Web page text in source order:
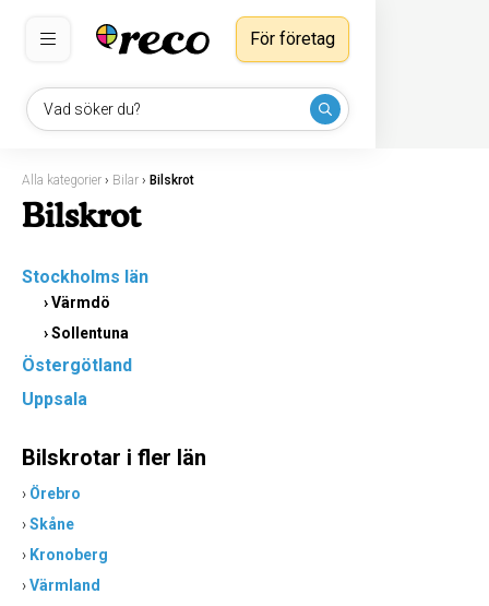
Vad söker du?
För företag
Alla kategorier › Bilar › Bilskrot
Bilskrot
Stockholms län
›Värmdö
›Sollentuna
Östergötland
Uppsala
Bilskrotar i fler län
› Örebro
›Skåne
› Kronoberg
›Värmland